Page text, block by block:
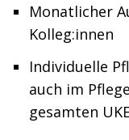
Monatlicher
Kolleg:innen
Individuelle
auch im
gesamten